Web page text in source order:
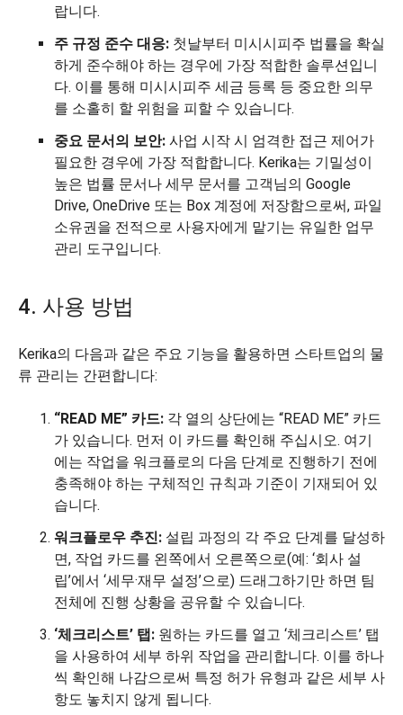
랍니다.
주 규정 준수 대응: 첫날부터 미시시피주 법률을 확실
하게 준수해야 하는 경우에 가장 적합한 솔루션입니
다. 이를 통해 미시시피주 세금 등록 등 중요한 의무
를 소홀히 할 위험을 피할 수 있습니다.
중요 문서의 보안: 사업 시작 시 엄격한 접근 제어가
필요한 경우에 가장 적합합니다. Kerika는 기밀성이
높은 법률 문서나 세무 문서를 고객님의 Google
Drive, OneDrive 또는 Box 계정에 저장함으로써, 파일
소유권을 전적으로 사용자에게 맡기는 유일한 업무
관리 도구입니다.
4. 사용 방법
Kerika의 다음과 같은 주요 기능을 활용하면 스타트업의 물
류 관리는 간편합니다:
“READ ME” 카드: 각 열의 상단에는 “READ ME” 카드
가 있습니다. 먼저 이 카드를 확인해 주십시오. 여기
에는 작업을 워크플로의 다음 단계로 진행하기 전에
충족해야 하는 구체적인 규칙과 기준이 기재되어 있
습니다.
워크플로우 추진: 설립 과정의 각 주요 단계를 달성하
면, 작업 카드를 왼쪽에서 오른쪽으로(예: ‘회사 설
립’에서 ‘세무·재무 설정’으로) 드래그하기만 하면 팀
전체에 진행 상황을 공유할 수 있습니다.
‘체크리스트’ 탭: 원하는 카드를 열고 ‘체크리스트’ 탭
을 사용하여 세부 하위 작업을 관리합니다. 이를 하나
씩 확인해 나감으로써 특정 허가 유형과 같은 세부 사
항도 놓치지 않게 됩니다.